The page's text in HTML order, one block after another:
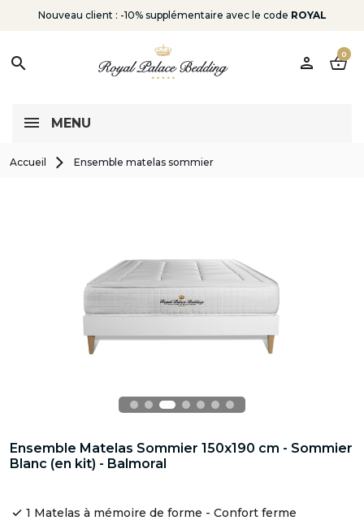
Nouveau client : -10% supplémentaire avec le code ROYAL
search person shopping_basket
0
MENU
Accueil Ensemble matelas sommier
Ensemble Matelas Sommier 150x190 cm - Sommier
Blanc (en kit) - Balmoral
1 Matelas à mémoire de forme - Confort ferme